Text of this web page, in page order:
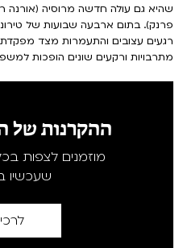
שהיא גם עולה חדשה מרוסיה (אורנה
פרנק). בתום ארבעה שבועות של
רגעים עצובים והתעמרות מצד מפקדת
מתרבויות ורקעים שונים הופכות
ההקרנות של
מוזמנים לצפות
שעכשיו